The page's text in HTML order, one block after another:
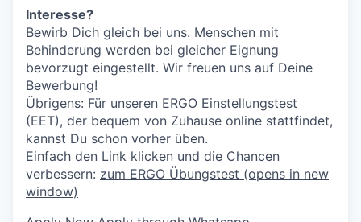
Interesse?
Bewirb Dich gleich bei uns. Menschen mit
Behinderung werden bei gleicher Eignung
bevorzugt eingestellt. Wir freuen uns auf Deine
Bewerbung!
Übrigens: Für unseren ERGO Einstellungstest
(EET), der bequem von Zuhause online stattfindet,
kannst Du schon vorher üben.
Einfach den Link klicken und die Chancen
verbessern: zum ERGO Übungstest (opens in new
window)